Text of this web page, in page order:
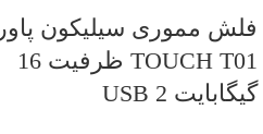
فلش مموری سیلیکون پاور
TOUCH T01 ظرفیت 16
گیگابایت USB 2